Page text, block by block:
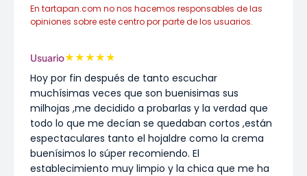
En tartapan.com no nos hacemos responsables de las
opiniones sobre este centro por parte de los usuarios.
Usuario★★★★★
Hoy por fin después de tanto escuchar
muchísimas veces que son buenisimas sus
milhojas ,me decidido a probarlas y la verdad que
todo lo que me decían se quedaban cortos ,están
espectaculares tanto el hojaldre como la crema
buenísimos lo súper recomiendo. El
establecimiento muy limpio y la chica que me ha